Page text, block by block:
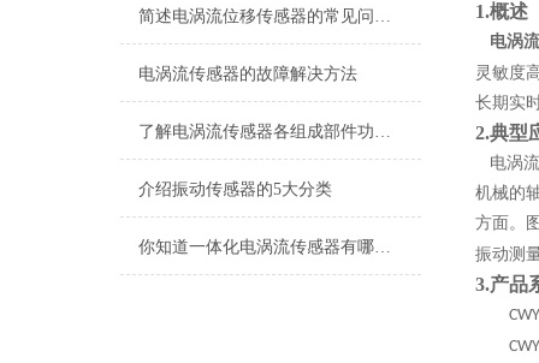
简述电涡流位移传感器的常见问题相应解决方法
电涡流传感器的故障解决方法
了解电涡流传感器各组成部件功能特点才能更好的使用它
介绍振动传感器的5大分类
你知道一体化电涡流传感器有哪些优点吗？
1.概述
电涡
灵敏度
长期实
2.典型
电涡
机械的
方面。
振动测
3.产品